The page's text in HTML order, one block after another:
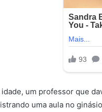
um professor que
uma aula no